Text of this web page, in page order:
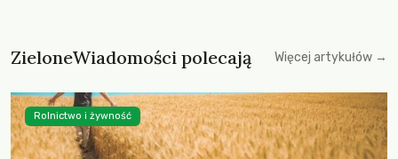
ZieloneWiadomości polecają Więcej artykułów →
Rolnictwo i żywność